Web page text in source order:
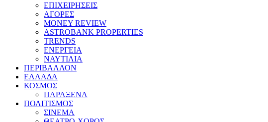
ΕΠΙΧΕΙΡΗΣΕΙΣ
ΑΓΟΡΕΣ
MONEY REVIEW
ASTROBANK PROPERTIES
TRENDS
ΕΝΕΡΓΕΙΑ
ΝΑΥΤΙΛΙΑ
ΠΕΡΙΒΑΛΛΟΝ
ΕΛΛΑΔΑ
ΚΟΣΜΟΣ
ΠΑΡΑΞΕΝΑ
ΠΟΛΙΤΙΣΜΟΣ
ΣΙΝΕΜΑ